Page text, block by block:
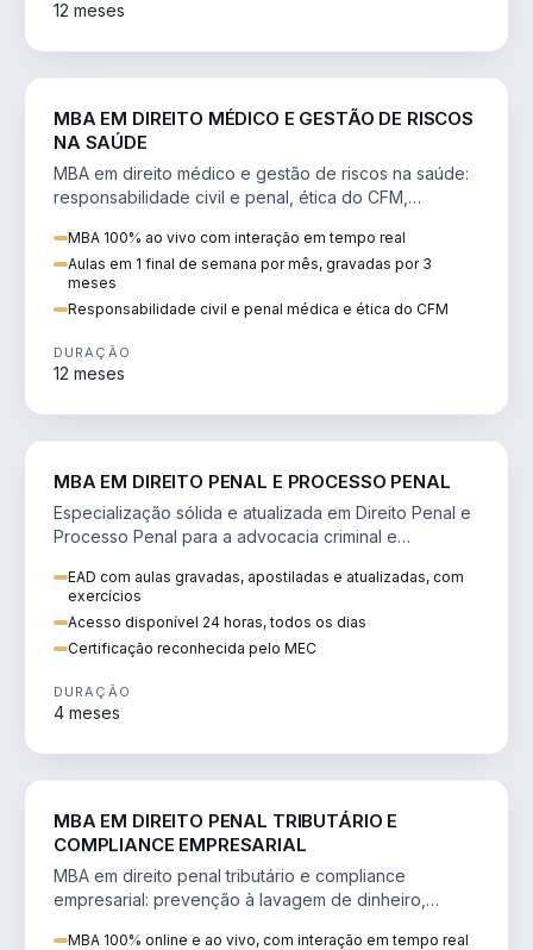
12 meses
MBA EM DIREITO MÉDICO E GESTÃO DE RISCOS
NA SAÚDE
MBA em direito médico e gestão de riscos na saúde:
responsabilidade civil e penal, ética do CFM,
MBA 100% ao vivo com interação em tempo real
Aulas em 1 final de semana por mês, gravadas por 3
meses
Responsabilidade civil e penal médica e ética do CFM
DURAÇÃO
12 meses
MBA EM DIREITO PENAL E PROCESSO PENAL
Especialização sólida e atualizada em Direito Penal e
Processo Penal para a advocacia criminal e
EAD com aulas gravadas, apostiladas e atualizadas, com
exercícios
Acesso disponível 24 horas, todos os dias
Certificação reconhecida pelo MEC
DURAÇÃO
4 meses
MBA EM DIREITO PENAL TRIBUTÁRIO E
COMPLIANCE EMPRESARIAL
MBA em direito penal tributário e compliance
empresarial: prevenção à lavagem de dinheiro,
MBA 100% online e ao vivo, com interação em tempo real